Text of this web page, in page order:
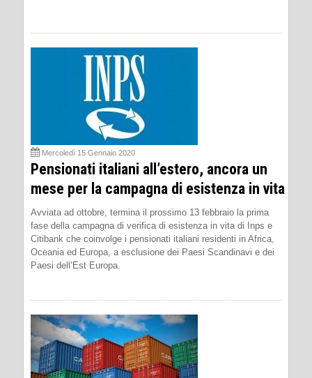
Mercoledì 15 Gennaio 2020
Pensionati italiani all’estero, ancora un
mese per la campagna di esistenza in vita
Avviata ad ottobre, termina il prossimo 13 febbraio la prima
fase della campagna di verifica di esistenza in vita di Inps e
Citibank che coinvolge i pensionati italiani residenti in Africa,
Oceania ed Europa, a esclusione dei Paesi Scandinavi e dei
Paesi dell’Est Europa.